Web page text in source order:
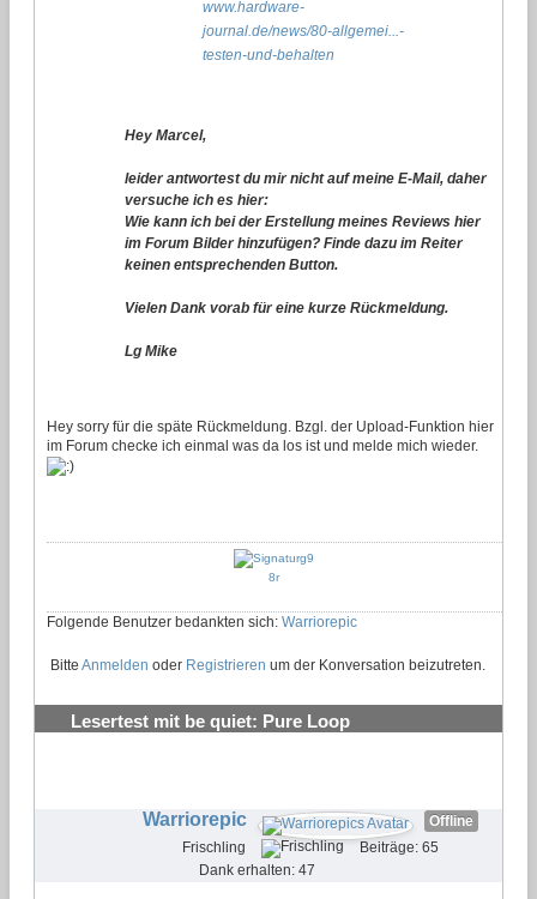
www.hardware-
journal.de/news/80-allgemei...-
testen-und-behalten
Hey Marcel,
leider antwortest du mir nicht auf meine E-Mail, daher
versuche ich es hier:
Wie kann ich bei der Erstellung meines Reviews hier
im Forum Bilder hinzufügen? Finde dazu im Reiter
keinen entsprechenden Button.
Vielen Dank vorab für eine kurze Rückmeldung.
Lg Mike
Hey sorry für die späte Rückmeldung. Bzgl. der Upload-Funktion hier
im Forum checke ich einmal was da los ist und melde mich wieder.
Folgende Benutzer bedankten sich: Warriorepic
Bitte Anmelden oder Registrieren um der Konversation beizutreten.
Lesertest mit be quiet: Pure Loop
Warriorepic
Offline
Frischling
Beiträge: 65
Dank erhalten: 47